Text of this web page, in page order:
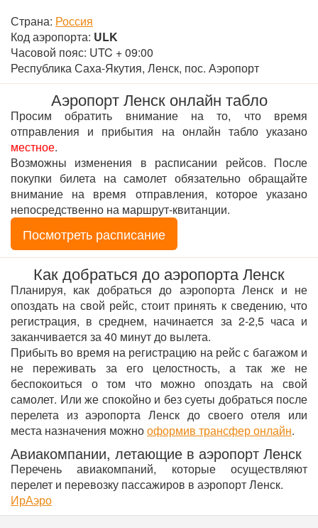
Страна: Россия
Код аэропорта: ULK
Часовой пояс: UTC + 09:00
Республика Саха-Якутия, Ленск, пос. Аэропорт
Аэропорт Ленск онлайн табло
Просим обратить внимание на то, что время
отправления и прибытия на онлайн табло указано
местное.
Возможны изменения в расписании рейсов. После
покупки билета на самолет обязательно обращайте
внимание на время отправления, которое указано
непосредственно на маршрут-квитанции.
Посмотреть расписание
Как добраться до аэропорта Ленск
Планируя, как добраться до аэропорта Ленск и не
опоздать на свой рейс, стоит принять к сведению, что
регистрация, в среднем, начинается за 2-2,5 часа и
заканчивается за 40 минут до вылета.
Прибыть во время на регистрацию на рейс с багажом и
не переживать за его целостность, а так же не
беспокоиться о том что можно опоздать на свой
самолет. Или же спокойно и без суеты добраться после
перелета из аэропорта Ленск до своего отеля или
места назначения можнооформив трансфер онлайн.
Авиакомпании, летающие в аэропорт Ленск
Перечень авиакомпаний, которые осуществляют
перелет и перевозку пассажиров в аэропорт Ленск.
ИрАэро